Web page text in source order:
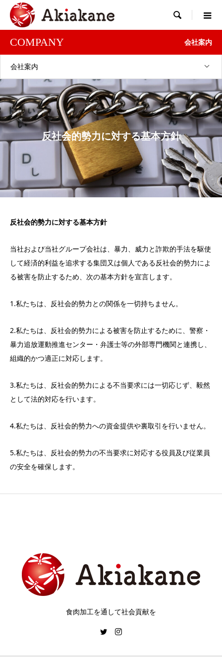

COMPANY 会社案内
会社案内
反社会的勢力に対する基本方針
反社会的勢力に対する基本方針
当社および当社グループ会社は、暴力、威力と詐欺的手法を駆使
して経済的利益を追求する集団又は個人である反社会的勢力によ
る被害を防止するため、次の基本方針を宣言します。
1.私たちは、反社会的勢力との関係を一切持ちません。
2.私たちは、反社会的勢力による被害を防止するために、警察・
暴力追放運動推進センター・弁護士等の外部専門機関と連携し、
組織的かつ適正に対応します。
3.私たちは、反社会的勢力による不当要求には一切応じず、毅然
として法的対応を行います。
4.私たちは、反社会的勢力への資金提供や裏取引を行いません。
5.私たちは、反社会的勢力の不当要求に対応する役員及び従業員
の安全を確保します。
食肉加工を通して社会貢献を